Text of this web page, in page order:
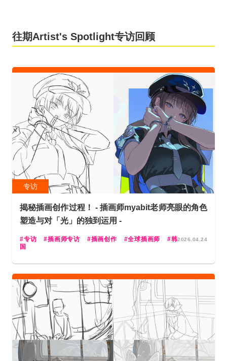
往期Artist's Spotlight专访回顾
专访
揭秘插画创作过程！ - 插画师myabit老师亮眼的角色
塑造与对「光」的独到运用 -
专访 插画师专访 插画创作 全球插画师
韩
国
2026.04.24